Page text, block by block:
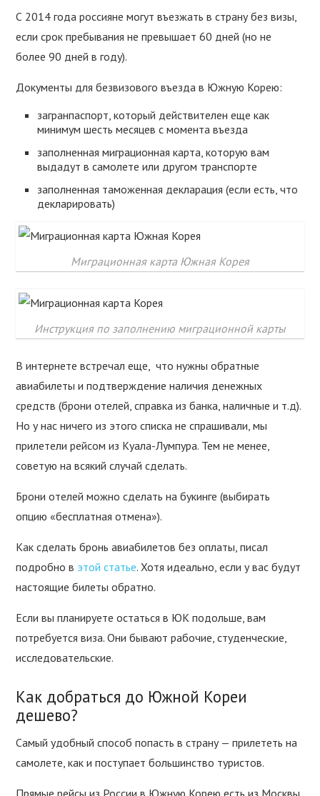
С 2014 года россияне могут въезжать в страну без визы,
если срок пребывания не превышает 60 дней (но не
более 90 дней в году).
Документы для безвизового въезда в Южную Корею:
загранпаспорт, который действителен еще как
минимум шесть месяцев с момента въезда
заполненная миграционная карта, которую вам
выдадут в самолете или другом транспорте
заполненная таможенная декларация (если есть, что
декларировать)
Миграционная карта Южная Корея
Инструкция по заполнению миграционной карты
В интернете встречал еще, что нужны обратные
авиабилеты и подтверждение наличия денежных
средств (брони отелей, справка из банка, наличные и т.д).
Но у нас ничего из этого списка не спрашивали, мы
прилетели рейсом из Куала-Лумпура. Тем не менее,
советую на всякий случай сделать.
Брони отелей можно сделать на букинге (выбирать
опцию «бесплатная отмена»).
Как сделать бронь авиабилетов без оплаты, писал
подробно в этой статье. Хотя идеально, если у вас будут
настоящие билеты обратно.
Если вы планируете остаться в ЮК подольше, вам
потребуется виза. Они бывают рабочие, студенческие,
исследовательские.
Как добраться до Южной Кореи
дешево?
Самый удобный способ попасть в страну — прилететь на
самолете, как и поступает большинство туристов.
Прямые рейсы из России в Южную Корею есть из Москвы,